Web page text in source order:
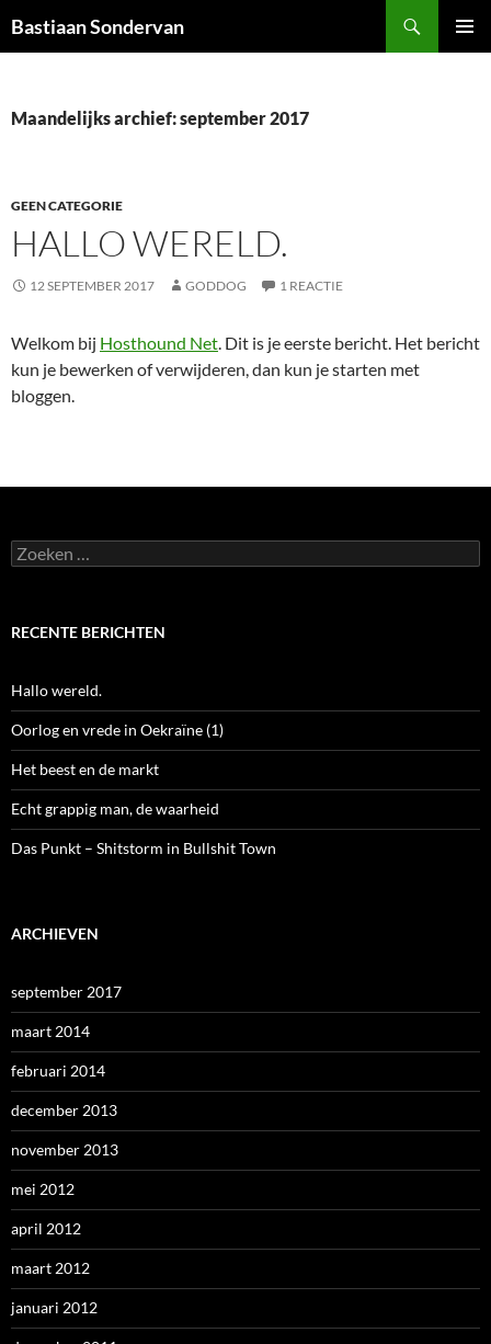
naar
Bastiaan Sondervan
Maandelijks archief: september 2017
GEEN CATEGORIE
HALLO WERELD.
12 SEPTEMBER 2017 GODDOG 1 REACTIE
Welkom bij Hosthound Net. Dit is je eerste bericht. Het bericht
kun je bewerken of verwijderen, dan kun je starten met
bloggen.
Zoeken
naar:
RECENTE BERICHTEN
Hallo wereld.
Oorlog en vrede in Oekraïne (1)
Het beest en de markt
Echt grappig man, de waarheid
Das Punkt – Shitstorm in Bullshit Town
ARCHIEVEN
september 2017
maart 2014
februari 2014
december 2013
november 2013
mei 2012
april 2012
maart 2012
januari 2012